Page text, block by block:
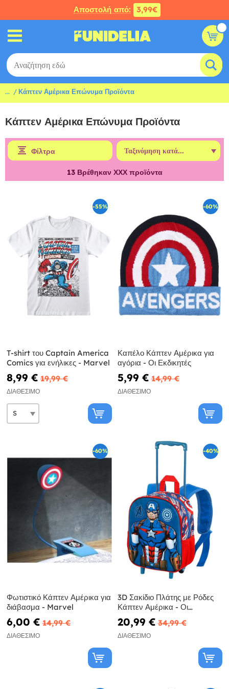
Αποστολή από: 3,99€
... Κάπτεν Αμέρικα Επώνυμα Προϊόντα
Κάπτεν Αμέρικα Επώνυμα Προϊόντα
Φίλτρα
13Βρέθηκαν ΧΧΧ προϊόντα
-55%
T-shirt του Captain America
Comics για ενήλικες - Marvel
8,99 € 19,99 €
ΔΙΑΘΈΣΙΜΟ
-60%
Καπέλο Κάπτεν Αμέρικα για
αγόρια - Οι Εκδικητές
5,99 € 14,99 €
ΔΙΑΘΈΣΙΜΟ
-60%
Φωτιστικό Κάπτεν Αμέρικα για
διάβασμα - Marvel
6,00 € 14,99 €
ΔΙΑΘΈΣΙΜΟ
-40%
3D Σακίδιο Πλάτης με Ρόδες
Κάπτεν Αμέρικα - Οι
Εκδικητές
20,99 € 34,99 €
ΔΙΑΘΈΣΙΜΟ